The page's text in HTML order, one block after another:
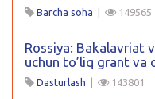
Barcha soha | 149565
Rossiya: Bakalavriat
uchun to’liq grant va
Dasturlash | 143801